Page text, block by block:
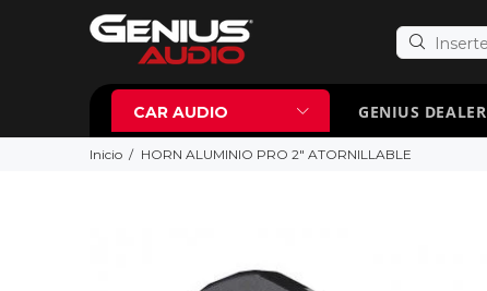
CAR AUDIO GENIUS DEALER
Inicio HORN ALUMINIO PRO 2" ATORNILLABLE